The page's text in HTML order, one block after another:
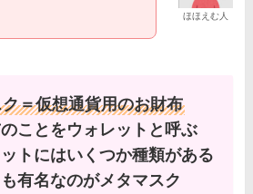
ほほえむ人
＝仮想通貨用のお財布
のことをウォレットと呼ぶ
ットにはいくつか種類がある
も有名なのがメタマスク